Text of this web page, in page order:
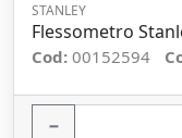
STANLEY
Flessometro
Cod: 00152594
−